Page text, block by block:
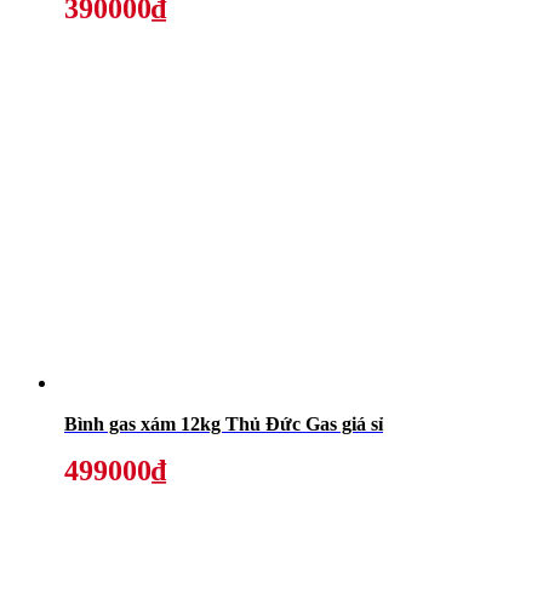
390000₫
Bình gas xám 12kg Thủ Đức Gas giá sỉ
499000₫